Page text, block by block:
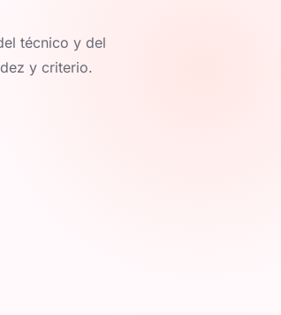
técnico y del
y criterio.